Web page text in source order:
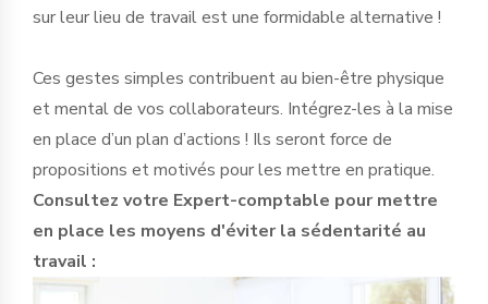
sur leur lieu de travail est une formidable alternative !
Ces gestes simples contribuent au bien-être physique
et mental de vos collaborateurs. Intégrez-les à la mise
en place d’un plan d’actions ! Ils seront force de
propositions et motivés pour les mettre en pratique.
Consultez votre Expert-comptable pour mettre
en place les moyens d'éviter la sédentarité au
travail :